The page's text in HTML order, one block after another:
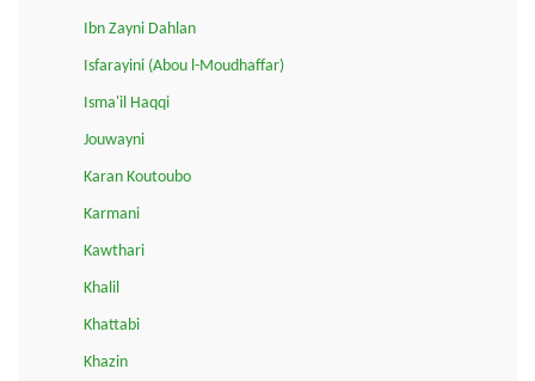
Ibn Zayni Dahlan
Isfarayini (Abou l-Moudhaffar)
Isma'il Haqqi
Jouwayni
Karan Koutoubo
Karmani
Kawthari
Khalil
Khattabi
Khazin